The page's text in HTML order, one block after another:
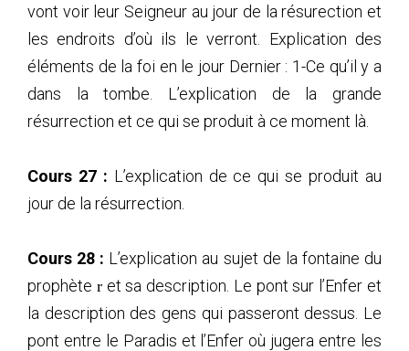
vont voir leur Seigneur au jour de la résurection et
les endroits d’où ils le verront. Explication des
éléments de la foi en le jour Dernier : 1-Ce qu’il y a
dans la tombe. L’explication de la grande
résurrection et ce qui se produit à ce moment là.
Cours 27 : L’explication de ce qui se produit au
jour de la résurrection.
Cours 28 : L’explication au sujet de la fontaine du
prophète ret sa description. Le pont sur l’Enfer et
la description des gens qui passeront dessus. Le
pont entre le Paradis et l’Enfer où jugera entre les